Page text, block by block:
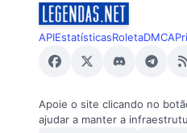
APIEstatísticasRoletaDMCA
Apoie o site clicando no
ajudar a manter a